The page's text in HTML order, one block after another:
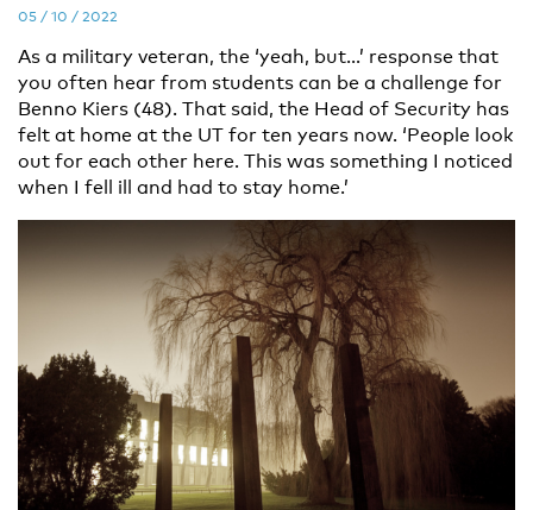
05 / 10 / 2022
As a military veteran, the ‘yeah, but...’ response that
you often hear from students can be a challenge for
Benno Kiers (48). That said, the Head of Security has
felt at home at the UT for ten years now. ‘People look
out for each other here. This was something I noticed
when I fell ill and had to stay home.’